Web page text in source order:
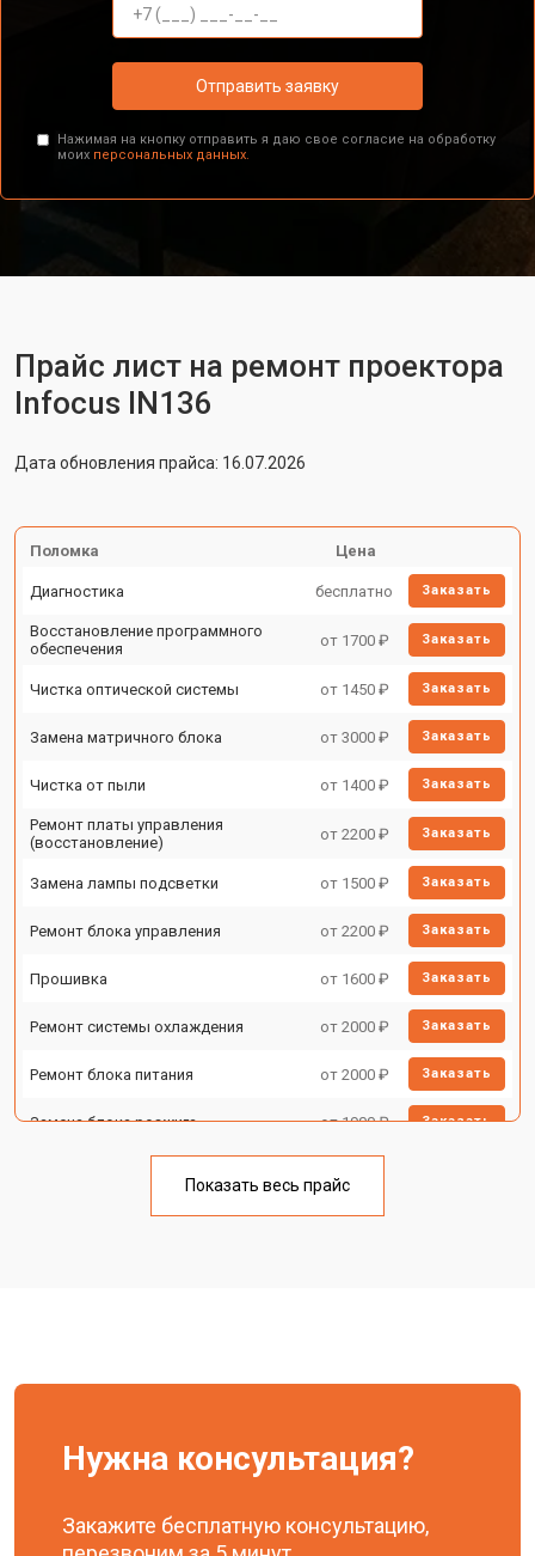
Отправить заявку
Нажимая на кнопку отправить я даю свое согласие на обработку
моих персональных данных.
Прайс лист на ремонт проектора
Infocus IN136
Дата обновления прайса: 16.07.2026
Поломка Цена
Диагностика бесплатно Заказать
Восстановление программного
обеспечения
от 1700 ₽ Заказать
Чистка оптической системы от 1450 ₽ Заказать
Замена матричного блока от 3000 ₽ Заказать
Чистка от пыли от 1400 ₽ Заказать
Ремонт платы управления
(восстановление)
от 2200 ₽ Заказать
Замена лампы подсветки от 1500 ₽ Заказать
Ремонт блока управления от 2200 ₽ Заказать
Прошивка от 1600 ₽ Заказать
Ремонт системы охлаждения от 2000 ₽ Заказать
Ремонт блока питания от 2000 ₽ Заказать
Замена блока розжига от 1900 ₽ Заказать
Показать весь прайс
Нужна консультация?
Закажите бесплатную консультацию,